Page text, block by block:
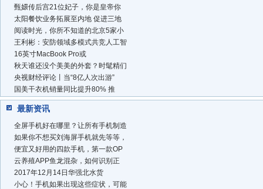
甄嬛传后宫21位妃子，你是皇帝你
太阳餐饮业务拓展至内地 促进三地
阅读时光，你所不知道的北京5家小
王利彬：安防领域多模式共竞人工智
16英寸MacBook Pro或
秋天谁还没个美美的外套？时髦精们
央视财经评论丨当“8亿人次出游”
国美干衣机销量同比提升80% 推
最新资讯
全屏手机好在哪里？让所有手机制造
如果你不想买刘海屏手机就先等等，
便宜又好用的四款手机，第一款OP
云养殖APP鱼龙混杂，如何识别正
2017年12月14日华强北水货
小心！手机如果出现这些症状，可能